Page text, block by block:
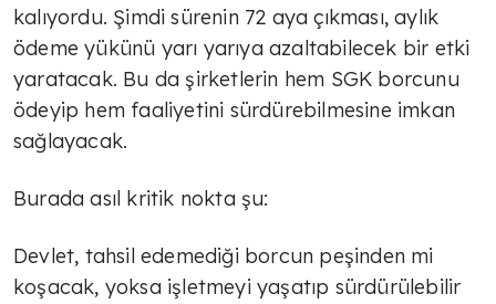
kalıyordu. Şimdi sürenin 72 aya çıkması, aylık
ödeme yükünü yarı yarıya azaltabilecek bir etki
yaratacak. Bu da şirketlerin hem SGK borcunu
ödeyip hem faaliyetini sürdürebilmesine imkan
sağlayacak.
Burada asıl kritik nokta şu:
Devlet, tahsil edemediği borcun peşinden mi
koşacak, yoksa işletmeyi yaşatıp sürdürülebilir
Ekonomide yeni eksen; sağlıklı
yaşam
TÜLİN YALMAN
Yeni ekonomik yol